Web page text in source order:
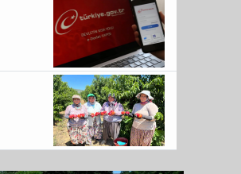
Mersin’de incir hasadı başladı